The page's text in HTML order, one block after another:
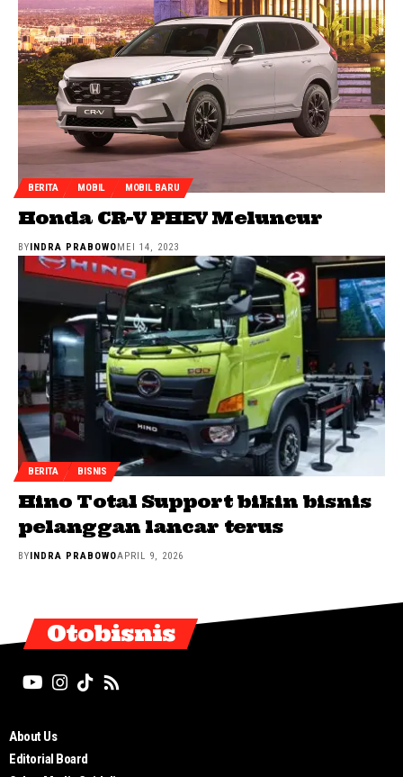
BERITA MOBIL MOBIL BARU
Honda CR-V PHEV Meluncur
BYINDRA PRABOWOMEI 14, 2023
BERITA BISNIS
Hino Total Support bikin bisnis
pelanggan lancar terus
BYINDRA PRABOWOAPRIL 9, 2026
Otobisnis
About Us
Editorial Board